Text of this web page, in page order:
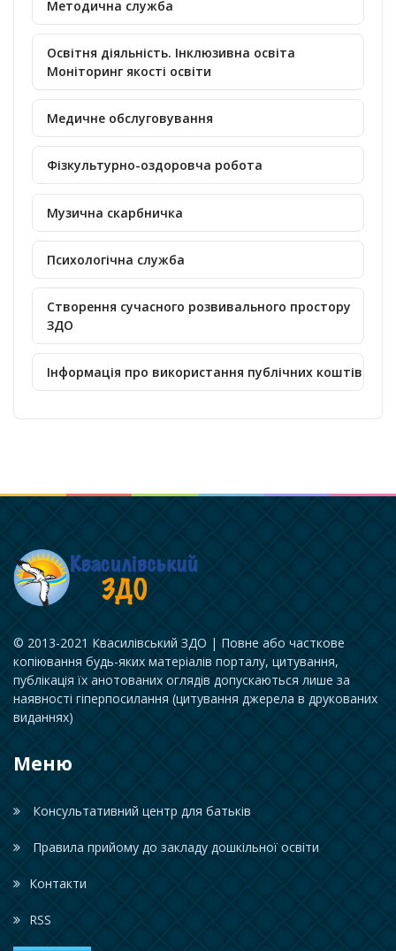
Методична служба
Освітня діяльність. Інклюзивна освіта
Моніторинг якості освіти
Медичне обслуговування
Фізкультурно-оздоровча робота
Музична скарбничка
Психологічна служба
Створення сучасного розвивального простору
ЗДО
Інформація про використання публічних коштів
© 2013-2021 Квасилівський ЗДО | Повне або часткове
копіювання будь-яких матеріалів порталу, цитування,
публікація їх анотованих оглядів допускаються лише за
наявності гіперпосилання (цитування джерела в друкованих
виданнях)
Меню
Консультативний центр для батьків
Правила прийому до закладу дошкільної освіти
Контакти
RSS